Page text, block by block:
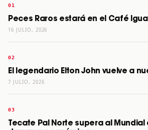
Peces Raros estará en el Café
16 JULIO, 2026
El legendario Elton John vuelve a
7 JULIO, 2026
Tecate Pal Norte supera al Mundial